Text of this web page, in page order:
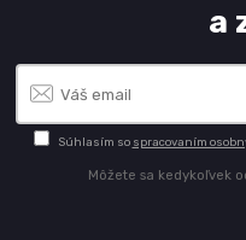
a
Súhlasím so spracovaním
Môžete sa kedykoľvek